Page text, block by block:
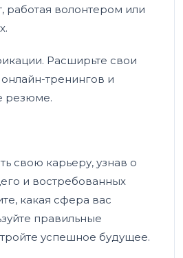
работая волонтером или
Расширьте свои
тренингов и
резюме.
свою карьеру, узнав о
и востребованных
какая сфера вас
правильные
успешное будущее.